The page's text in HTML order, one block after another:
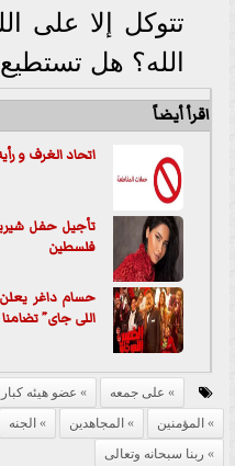
تتوكل إلا على
الله؟ هل
اقرأ أيضاً
اتحاد الغرف و
تأجيل حفل
فلسطين
حسام داغر
اللى جاى”
على جمعه عضو هيئه كبار
المؤمنين
المجاهدين الجنه
ربنا سبحانه وتعالى